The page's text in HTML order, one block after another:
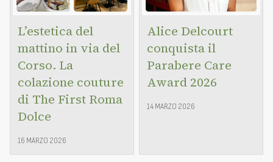
L’estetica del
mattino in via del
Corso. La
colazione couture
di The First Roma
Dolce
16 MARZO 2026
Alice Delcourt
conquista il
Parabere Care
Award 2026
14 MARZO 2026